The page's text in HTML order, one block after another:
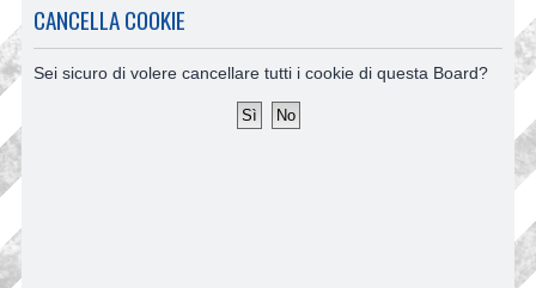
CANCELLA COOKIE
Sei sicuro di volere cancellare tutti i cookie di questa Board?